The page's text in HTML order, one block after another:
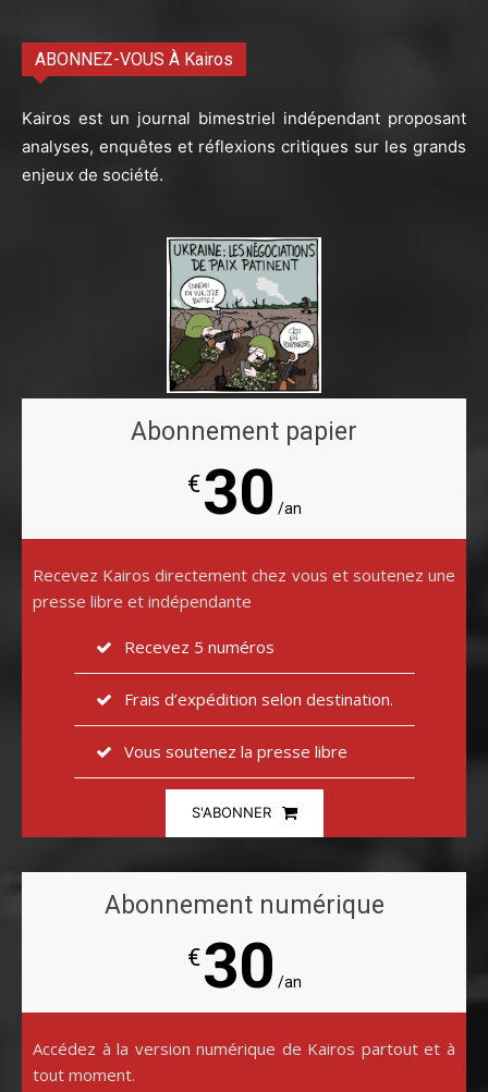
ABONNEZ-VOUS À Kairos
Kairos est un journal bimestriel indépendant proposant
analyses, enquêtes et réflexions critiques sur les grands
enjeux de société.
Abonnement papier
€30 /an
Recevez Kairos directement chez vous et soutenez une
presse libre et indépendante
Recevez 5 numéros
Frais d’expédition selon destination.
Vous soutenez la presse libre
S'ABONNER
Abonnement numérique
€30 /an
Accédez à la version numérique de Kairos partout et à
tout moment.